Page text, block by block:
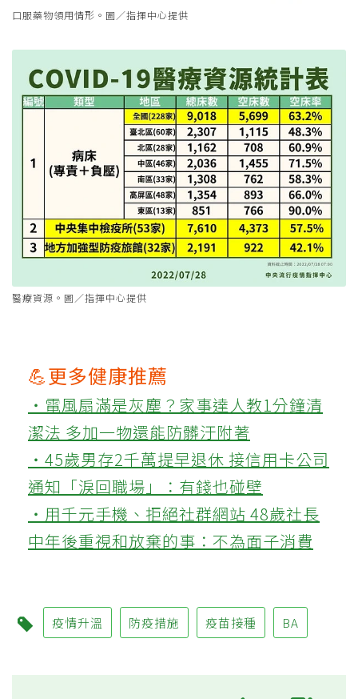
口服藥物領用情形。圖／指揮中心提供
醫療資源。圖／指揮中心提供
💪更多健康推薦
‧電風扇滿是灰塵？家事達人教1分鐘清
潔法 多加一物還能防髒汙附著
‧45歲男存2千萬提早退休 接信用卡公司
通知「淚回職場」：有錢也碰壁
‧用千元手機、拒絕社群網站 48歲社長
中年後重視和放棄的事：不為面子消費
疫情升溫 防疫措施 疫苗接種 BA